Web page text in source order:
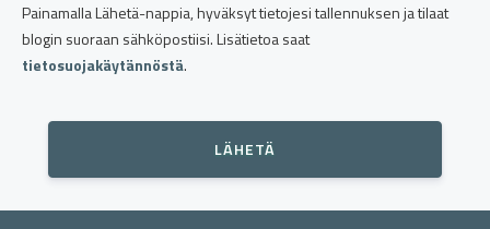
Painamalla Lähetä-nappia, hyväksyt tietojesi tallennuksen ja tilaat
blogin suoraan sähköpostiisi. Lisätietoa saat
tietosuojakäytännöstä.